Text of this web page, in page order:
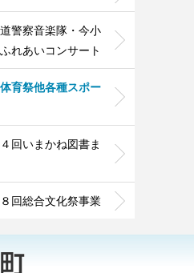
警察音楽隊・今小
れあいコンサート
育祭他各種スポー
回いまかね図書ま
回総合文化祭事業